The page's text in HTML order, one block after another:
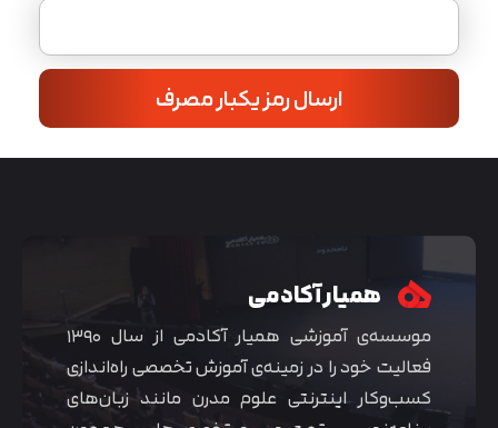
ارسال رمز یکبار مصرف
همیار آکادمی
موسسه‌ی آموزشی همیار آکادمی از سال ۱۳۹۰
فعالیت خود را در زمینه‌ی آموزش تخصصی راه‌اندازی
کسب‌و‌کار اینترنتی علوم مدرن مانند زبان‌های